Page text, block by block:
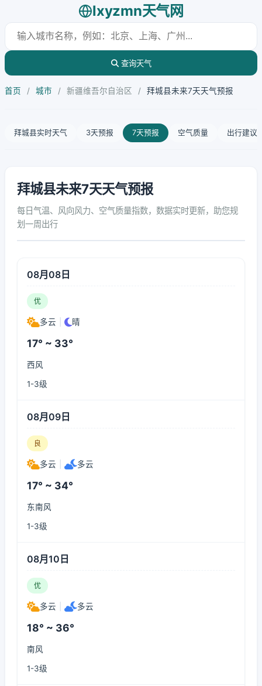
lxyzmn天气网
查询天气
首页 / 城市 / 新疆维吾尔自治区 / 拜城县未来7天天气预报
拜城县实时天气 3天预报 7天预报 空气质量 出行建议
拜城县未来7天天气预报
每日气温、风向风力、空气质量指数，数据实时更新，助您规
划一周出行
08月08日
优
多云 晴
17° ~ 33°
西风
1-3级
08月09日
良
多云 多云
17° ~ 34°
东南风
1-3级
08月10日
优
多云 多云
18° ~ 36°
南风
1-3级